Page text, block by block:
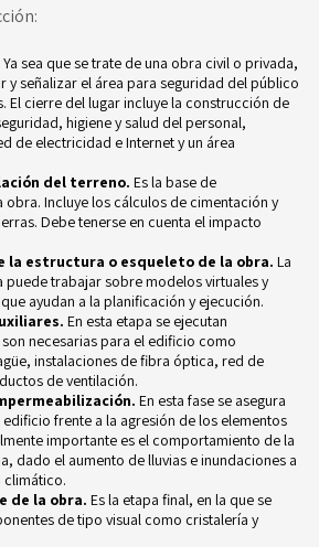
Ya sea que se trate de una obra civil o privada,
y señalizar el área para seguridad del público
El cierre del lugar incluye la construcción de
higiene y salud del personal,
de electricidad e Internet y un área
del terreno. Es la base de
obra. Incluye los cálculos de cimentación y
Debe tenerse en cuenta el impacto
la estructura o esqueleto de la obra. La
trabajar sobre modelos virtuales y
ayudan a la planificación y ejecución.
En esta etapa se ejecutan
necesarias para el edificio como
instalaciones de fibra óptica, red de
de ventilación.
En esta fase se asegura
frente a la agresión de los elementos
importante es el comportamiento de la
dado el aumento de lluvias e inundaciones a
climático.
de la obra. Es la etapa final, en la que se
de tipo visual como cristalería y